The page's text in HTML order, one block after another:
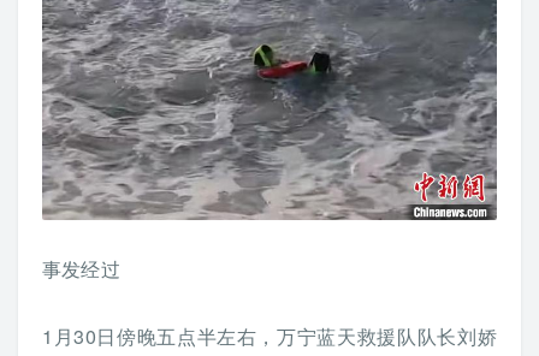
事发经过
1月30日傍晚五点半左右，万宁蓝天救援队队长刘娇